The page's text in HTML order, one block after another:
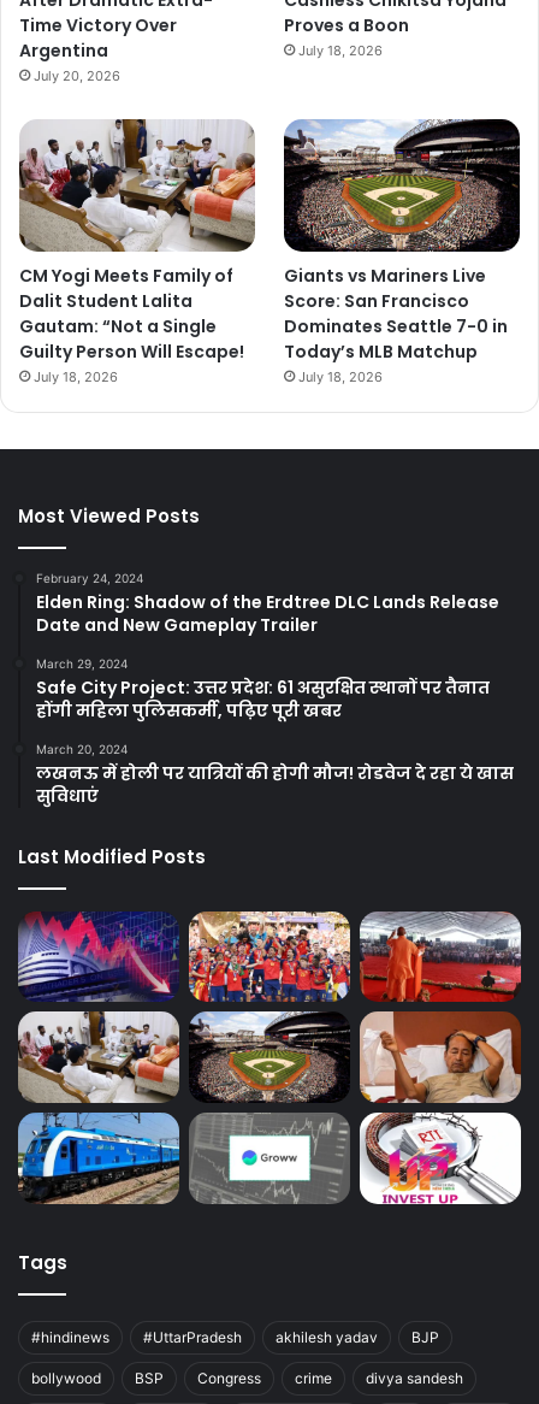
Time Victory Over
Argentina
July 20, 2026
Proves a Boon
July 18, 2026
CM Yogi Meets Family of
Dalit Student Lalita
Gautam: “Not a Single
Guilty Person Will Escape!
July 18, 2026
Giants vs Mariners Live
Score: San Francisco
Dominates Seattle 7-0 in
Today’s MLB Matchup
July 18, 2026
Most Viewed Posts
February 24, 2024
Elden Ring: Shadow of the Erdtree DLC Lands Release
Date and New Gameplay Trailer
March 29, 2024
Safe City Project: उत्तर प्रदेश: 61 असुरक्षित स्थानों पर तैनात
होंगी महिला पुलिसकर्मी, पढ़िए पूरी खबर
March 20, 2024
लखनऊ में होली पर यात्रियों की होगी मौज! रोडवेज दे रहा ये खास
सुविधाएं
Last Modified Posts
Tags
#hindinews #UttarPradesh akhilesh yadav BJP
bollywood BSP Congress crime divya sandesh